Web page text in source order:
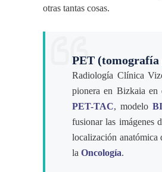
otras tantas cosas.
PET (tomografía
Radiología Clínica
pionera en Bizkaia en
PET-TAC, modelo
fusionar las imágenes
localización anatómica
la Oncología.